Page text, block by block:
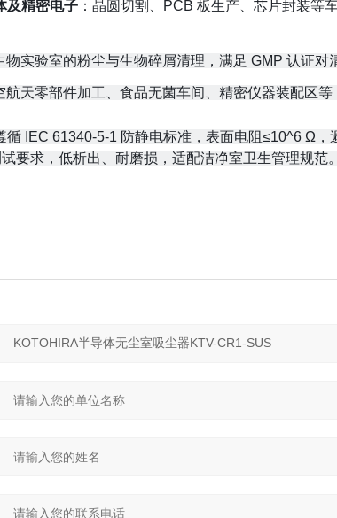
及精密电子：晶圆切割、PCB 板生产、芯片封装等
物实验室的粉尘与生物碎屑清理，满足 GMP 认证对
航天零部件加工、食品无菌车间、精密仪器装配区等
循 IEC 61340-5-1 防静电标准，表面电阻≤10^6 Ω，
要求，低析出、耐磨损，适配洁净室卫生管理规范。